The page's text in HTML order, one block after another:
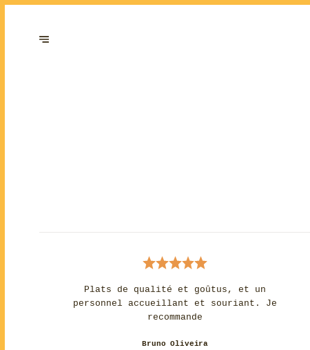
Plats de qualité et goûtus, et un
personnel accueillant et souriant. Je
recommande
Bruno Oliveira